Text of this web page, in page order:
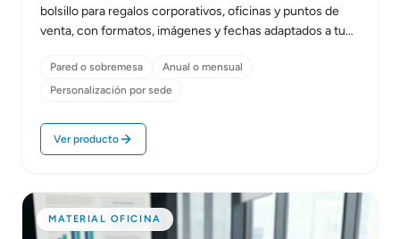
bolsillo para regalos corporativos, oficinas y puntos de
venta, con formatos, imágenes y fechas adaptados a tu
Pared o sobremesa
Anual o mensual
Personalización por sede
Ver producto
MATERIAL OFICINA